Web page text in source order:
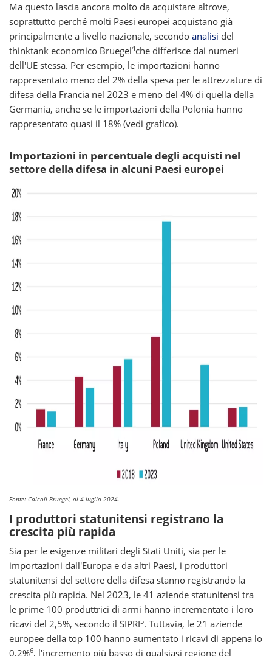
Ma questo lascia ancora molto da acquistare altrove,
soprattutto perché molti Paesi europei acquistano già
principalmente a livello nazionale, secondo analisi del
thinktank economico Bruegel4che differisce dai numeri
dell'UE stessa. Per esempio, le importazioni hanno
rappresentato meno del 2% della spesa per le attrezzature di
difesa della Francia nel 2023 e meno del 4% di quella della
Germania, anche se le importazioni della Polonia hanno
rappresentato quasi il 18% (vedi grafico).
Importazioni in percentuale degli acquisti nel
settore della difesa in alcuni Paesi europei
Fonte: Calcoli Bruegel, al 4 luglio 2024.
I produttori statunitensi registrano la
crescita più rapida
Sia per le esigenze militari degli Stati Uniti, sia per le
importazioni dall'Europa e da altri Paesi, i produttori
statunitensi del settore della difesa stanno registrando la
crescita più rapida. Nel 2023, le 41 aziende statunitensi tra
le prime 100 produttrici di armi hanno incrementato i loro
ricavi del 2,5%, secondo il SIPRI5. Tuttavia, le 21 aziende
europee della top 100 hanno aumentato i ricavi di appena lo
0,2%6, l'incremento più basso di qualsiasi regione del